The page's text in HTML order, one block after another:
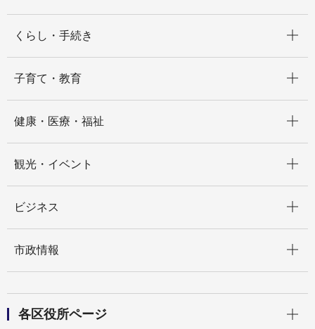
くらし・手続き
子育て・教育
健康・医療・福祉
観光・イベント
ビジネス
市政情報
各区役所ページ